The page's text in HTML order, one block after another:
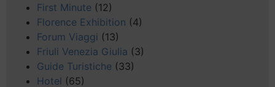
First Minute (12)
Florence Exhibition (4)
Forum Viaggi (13)
Friuli Venezia Giulia (3)
Guide Turistiche (33)
Hotel (65)